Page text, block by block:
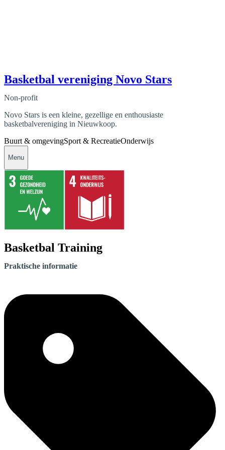
Basketbal vereniging Novo Stars
Non-profit
Novo Stars is een kleine, gezellige en enthousiaste
basketbalvereniging in Nieuwkoop.
Buurt & omgevingSport & RecreatieOnderwijs
Menu
Basketbal Training
Praktische informatie